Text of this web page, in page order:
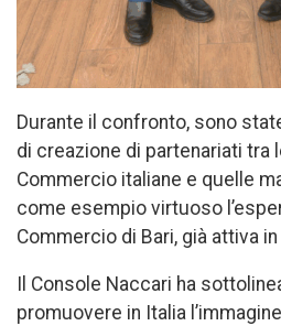
Durante il confronto, sono
di creazione di partenariati tra
Commercio italiane e quelle
come esempio virtuoso
Commercio di Bari, già attiva
Il Console Naccari ha
promuovere in Italia